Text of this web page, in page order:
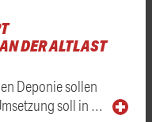
DER ALTLAST
Deponie sollen
soll in …